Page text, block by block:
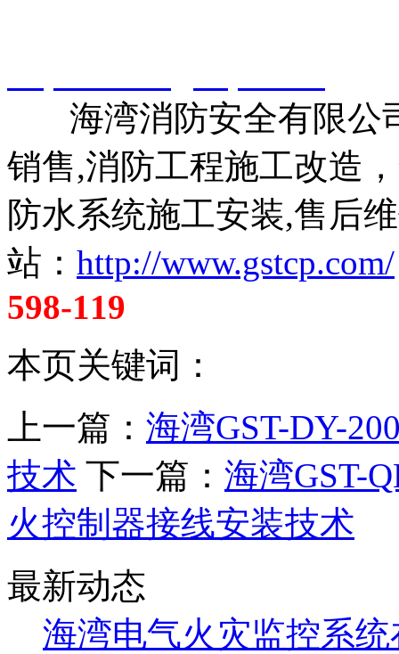
海湾消防安全有限公
销售,消防工程施工改造
防水系统施工安装,售后
站： http://www.gstcp.com/
598-119
本页关键词：
上一篇： 海湾GST-DY-
技术 下一篇： 海湾GST-
火控制器接线安装技术
最新动态
海湾电气火灾监控系